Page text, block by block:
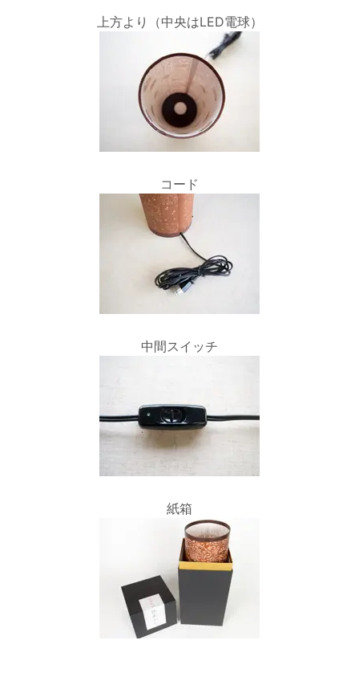
上方より（中央はLED電球）
コード
中間スイッチ
紙箱